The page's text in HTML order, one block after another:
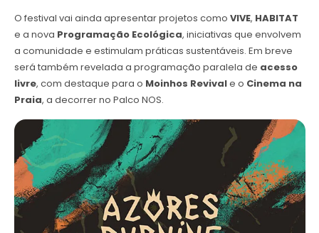
O festival vai ainda apresentar projetos como VIVE, HABITAT
e a nova Programação Ecológica, iniciativas que envolvem
a comunidade e estimulam práticas sustentáveis. Em breve
será também revelada a programação paralela de acesso
livre, com destaque para o Moinhos Revivale o Cinema na
Praia, a decorrer no Palco NOS.